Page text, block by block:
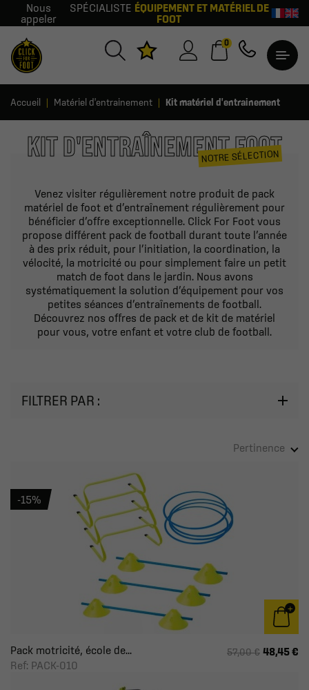
Nous
appeler
SPÉCIALISTE ÉQUIPEMENT ET MATÉRIEL DE
FOOT
0
Accueil Matériel d'entrainement Kit matériel d'entrainement
KIT D'ENTRAÎNEMENT FOOT
NOTRE SÉLECTION
Venez visiter régulièrement notre produit de pack
matériel de foot et d’entraînement régulièrement pour
bénéficier d’offre exceptionnelle. Click For Foot vous
propose différent pack de football durant toute l’année
à des prix réduit, pour l’initiation, la coordination, la
vélocité, la motricité ou pour simplement faire un petit
match de foot dans le jardin. Nous avons
systématiquement la solution d’équipement pour vos
petites séances d’entraînements de football.
Découvrez nos offres de pack et de kit de matériel
pour vous, votre enfant et votre club de football.
FILTRER PAR :
Pertinence
Pack motricité, école de...
Ref: PACK-010
57,00 € 48,45 €
-15%